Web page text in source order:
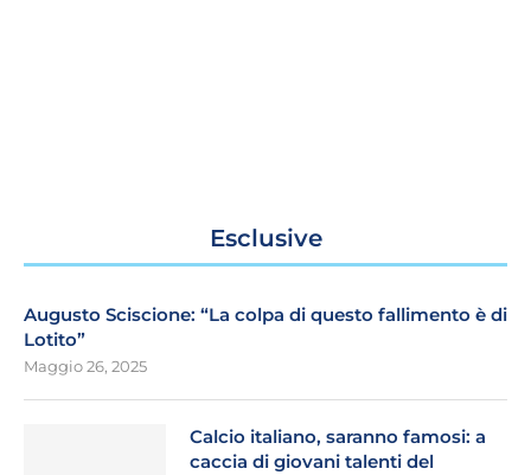
Esclusive
Augusto Sciscione: “La colpa di questo fallimento è di
Lotito”
Maggio 26, 2025
Calcio italiano, saranno famosi: a
caccia di giovani talenti del